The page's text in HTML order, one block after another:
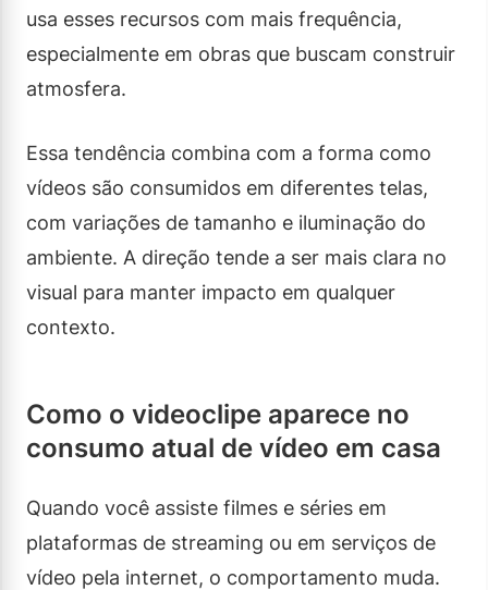
usa esses recursos com mais frequência,
especialmente em obras que buscam construir
atmosfera.
Essa tendência combina com a forma como
vídeos são consumidos em diferentes telas,
com variações de tamanho e iluminação do
ambiente. A direção tende a ser mais clara no
visual para manter impacto em qualquer
contexto.
Como o videoclipe aparece no
consumo atual de vídeo em casa
Quando você assiste filmes e séries em
plataformas de streaming ou em serviços de
vídeo pela internet, o comportamento muda.